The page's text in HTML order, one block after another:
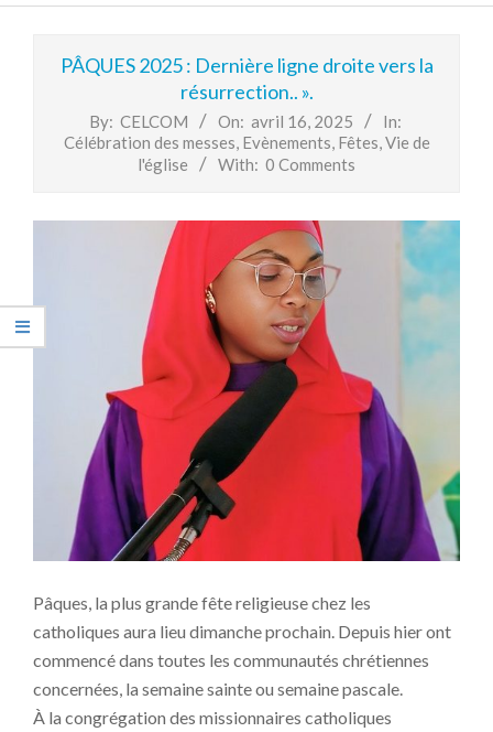
PÂQUES 2025 : Dernière ligne droite vers la
résurrection.. ».
By: CELCOM On: avril 16, 2025
In:
Célébration des messes, Evènements, Fêtes,Vie de
l'église
With: 0 Comments
Pâques, la plus grande fête religieuse chez les
catholiques aura lieu dimanche prochain. Depuis hier ont
commencé dans toutes les communautés chrétiennes
concernées, la semaine sainte ou semaine pascale.
À la congrégation des missionnaires catholiques